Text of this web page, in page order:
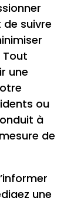
suivre
Tout
une
ou
à
de
une